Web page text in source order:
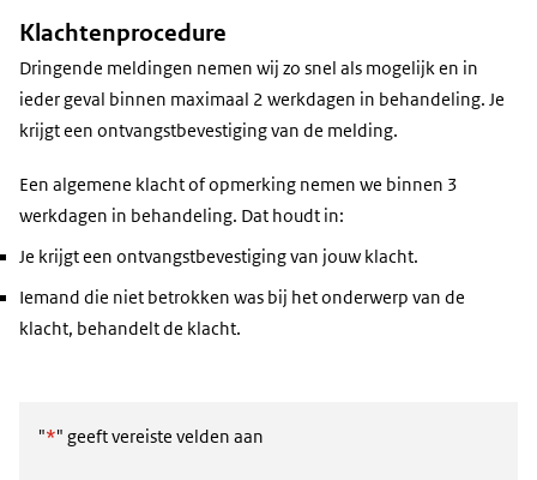
Klachtenprocedure
Dringende meldingen nemen wij zo snel als mogelijk en in
ieder geval binnen maximaal 2 werkdagen in behandeling. Je
krijgt een ontvangstbevestiging van de melding.
Een algemene klacht of opmerking nemen we binnen 3
werkdagen in behandeling. Dat houdt in:
Je krijgt een ontvangstbevestiging van jouw klacht.
Iemand die niet betrokken was bij het onderwerp van de
klacht, behandelt de klacht.
"*" geeft vereiste velden aan